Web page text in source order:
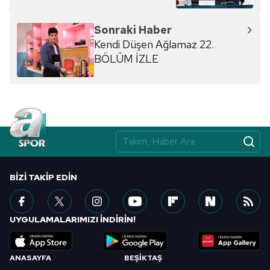
hazırlanmış Aydınlatma Metnimizi okumak ve sitemizde
ilgili mevzuata uygun olarak kullanılan çerezlerle ilgili bilgi
almak için lütfentıklayınız .
Sonraki Haber
Kendi Düşen Ağlamaz 22.
BÖLÜM İZLE
ANASAYFA
BEŞİKTAŞ
BIZI TAKIP EDIN
UYGULAMALARIMIZI İNDİRİN!